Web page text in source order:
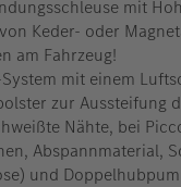
mit
Keder- oder
am Fahrzeug!
mit einem
zur Aussteifung
Nähte, bei
Abspannmaterial,
und